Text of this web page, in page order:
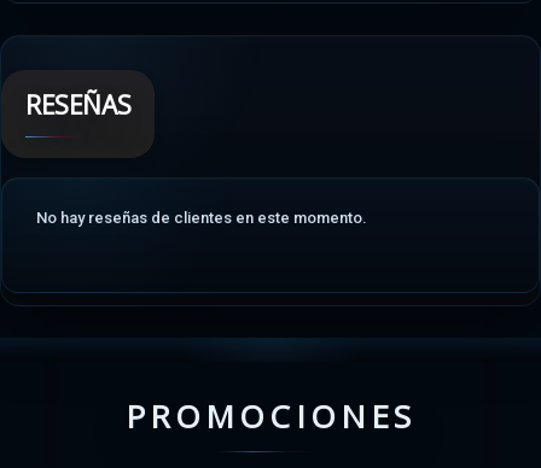
RESEÑAS
No hay reseñas de clientes en este momento.
PROMOCIONES